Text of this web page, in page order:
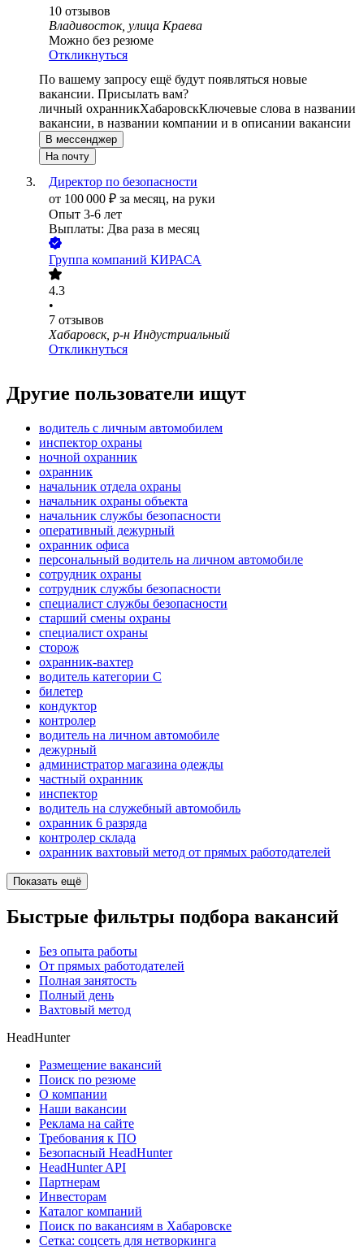
10 отзывов
Владивосток, улица Краева
Можно без резюме
Откликнуться
По вашему запросу ещё будут появляться новые
вакансии. Присылать вам?
личный охранникХабаровскКлючевые слова в названии
вакансии, в названии компании и в описании вакансии
В мессенджер
На почту
Директор по безопасности
от 100 000 ₽ за месяц, на руки
Опыт 3-6 лет
Выплаты: Два раза в месяц
Группа компаний КИРАСА
4.3
•
7 отзывов
Хабаровск, р-н Индустриальный
Откликнуться
Другие пользователи ищут
водитель с личным автомобилем
инспектор охраны
ночной охранник
охранник
начальник отдела охраны
начальник охраны объекта
начальник службы безопасности
оперативный дежурный
охранник офиса
персональный водитель на личном автомобиле
сотрудник охраны
сотрудник службы безопасности
специалист службы безопасности
старший смены охраны
специалист охраны
сторож
охранник-вахтер
водитель категории C
билетер
кондуктор
контролер
водитель на личном автомобиле
дежурный
администратор магазина одежды
частный охранник
инспектор
водитель на служебный автомобиль
охранник 6 разряда
контролер склада
охранник вахтовый метод от прямых работодателей
Показать ещё
Быстрые фильтры подбора вакансий
Без опыта работы
От прямых работодателей
Полная занятость
Полный день
Вахтовый метод
HeadHunter
Размещение вакансий
Поиск по резюме
О компании
Наши вакансии
Реклама на сайте
Требования к ПО
Безопасный HeadHunter
HeadHunter API
Партнерам
Инвесторам
Каталог компаний
Поиск по вакансиям в Хабаровске
Сетка: соцсеть для нетворкинга